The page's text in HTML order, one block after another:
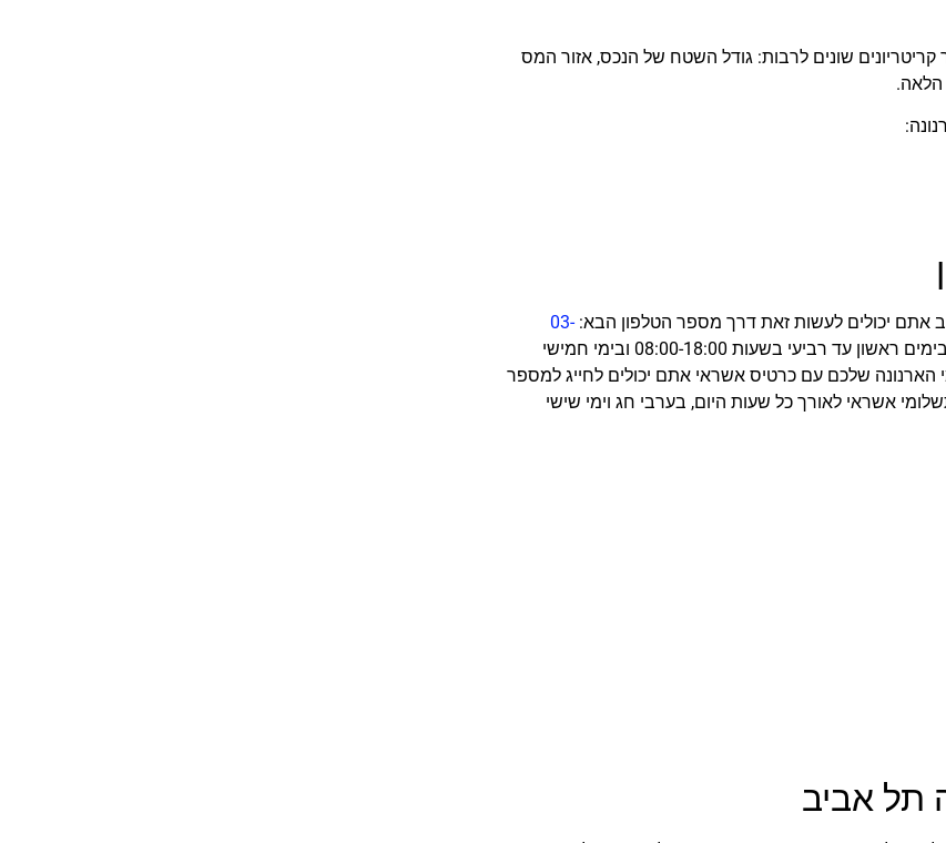
שונים לרבות: גודל השטח של הנכס, אזור המס
הלאה.
אתם יכולים לעשות זאת דרך מספר הטלפון הבא:03-
. האגף לתשלום ארנונה שנמצא בתל אביב פעיל בימים ראשון עד רביעי בשעות 08:00-18:00 ובימי חמישי
את תשלומי הארנונה שלכם עם כרטיס אשראי אתם יכולים לחייג למספר
אשראי לאורך כל שעות היום, בערבי חג וימי שישי
תל אביב